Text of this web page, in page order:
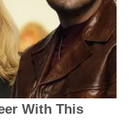
With This